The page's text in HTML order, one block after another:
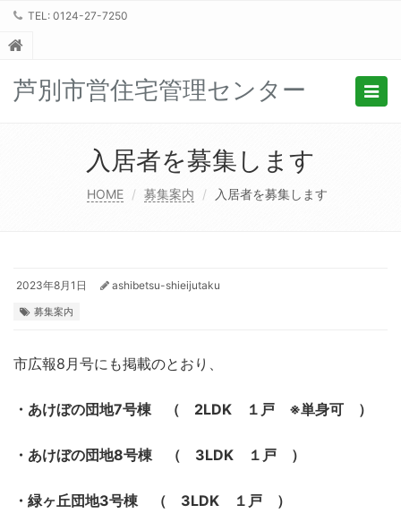
TEL: 0124-27-7250
芦別市営住宅管理センター
入居者を募集します
HOME 募集案内 入居者を募集します
2023年8月1日 ashibetsu-shieijutaku
募集案内
市広報8月号にも掲載のとおり、
・あけぼの団地7号棟 （ 2LDK １戸 ※単身可 ）
・あけぼの団地8号棟 （ 3LDK １戸 ）
・緑ヶ丘団地3号棟 （ 3LDK １戸 ）